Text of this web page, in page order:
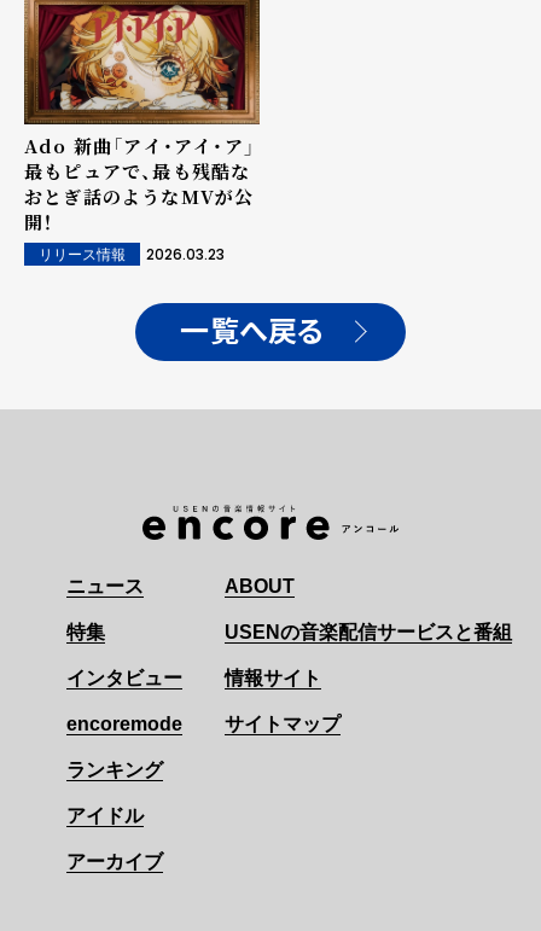
Ado 新曲「アイ・アイ・ア」
最もピュアで、最も残酷な
おとぎ話のようなMVが公
開！
リリース情報 2026.03.23
一覧へ戻る
ニュース
特集
インタビュー
encoremode
ランキング
アイドル
アーカイブ
ABOUT
USENの音楽配信サービスと番組
情報サイト
サイトマップ